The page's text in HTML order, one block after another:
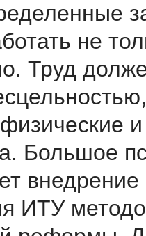
не
Труд
Большое
внедрение
ИТУ